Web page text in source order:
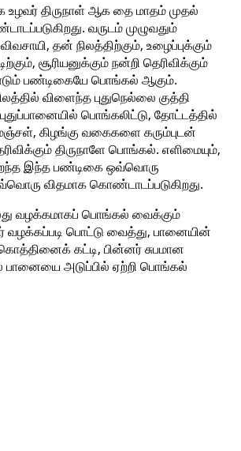
திருநாள் ஆக தை மாதம் முதல்
வருடம் முழுவதும்
தன் நிலத்திற்கும், உழைப்புக்கும்
சூரியனுக்கும் நன்றி தெரிவிக்கும்
பண்டிகையே பொங்கல் ஆகும்.
விளைந்த புதுநெல்லை குத்தி
பொங்கலிட்டு, தோட்டத்தில்
கிழங்கு வகைகளை கரும்புடன்
திருநாளே பொங்கல். எளிமையும்,
இந்த பண்டிகை ஒவ்வொரு
விதமாக கொண்டாடப்படுகிறது.
வழக்கமாகப் பொங்கல் வைக்கும்
பொட்டு வைத்து, பானையின்
கட்டி, பின்னர் சுபமான
பானையை அடுப்பில் ஏற்றி பொங்கல்